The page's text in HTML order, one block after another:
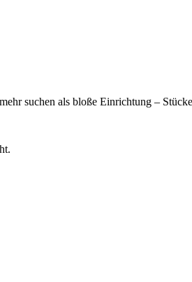
suchen als bloße Einrichtung –